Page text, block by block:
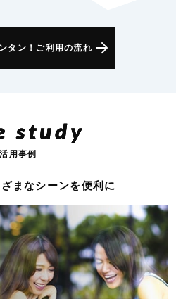
タン！ご利用の流れ
study
活用事例
まなシーンを便利に